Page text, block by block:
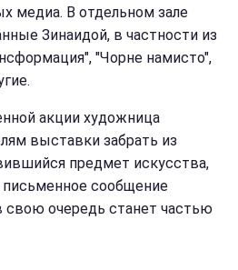
медиа. В отдельном зале
Зинаидой, в частности из
"Чорне намисто",
акции художница
выставки забрать из
предмет искусства,
письменное сообщение
свою очередь станет частью